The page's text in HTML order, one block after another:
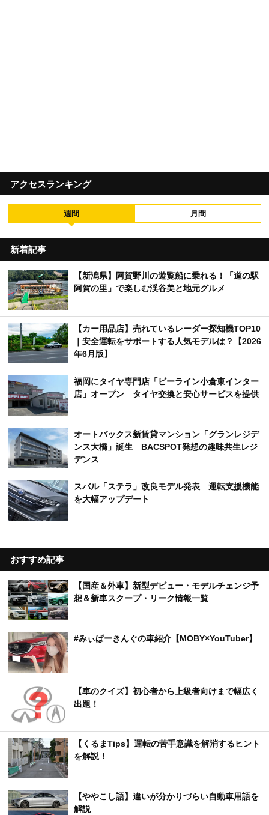
アクセスランキング
週間 月間
新着記事
【新潟県】阿賀野川の遊覧船に乗れる！「道の駅
阿賀の里」で楽しむ渓谷美と地元グルメ
【カー用品店】売れているレーダー探知機TOP10
｜安全運転をサポートする人気モデルは？【2026
年6月版】
福岡にタイヤ専門店「ビーライン小倉東インター
店」オープン タイヤ交換と安心サービスを提供
オートバックス新賃貸マンション「グランレジデ
ンス大橋」誕生 BACSPOT発想の趣味共生レジ
デンス
スバル「ステラ」改良モデル発表 運転支援機能
を大幅アップデート
おすすめ記事
【国産＆外車】新型デビュー・モデルチェンジ予
想＆新車スクープ・リーク情報一覧
#みぃぱーきんぐの車紹介【MOBY×YouTuber】
【車のクイズ】初心者から上級者向けまで幅広く
出題！
【くるまTips】運転の苦手意識を解消するヒント
を解説！
【ややこし語】違いが分かりづらい自動車用語を
解説